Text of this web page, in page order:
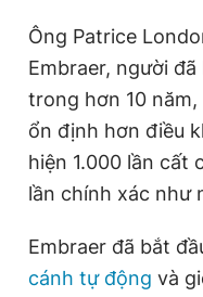
Ông Patrice
Embraer, người
trong hơn 10
ổn định hơn điều
hiện 1.000 lần cất
lần chính xác như
Embraer đã bắt
cánh tự động và